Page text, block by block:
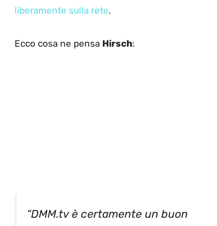
liberamente sulla rete.
Ecco cosa ne pensa Hirsch:
“DMM.tv è certamente un buon